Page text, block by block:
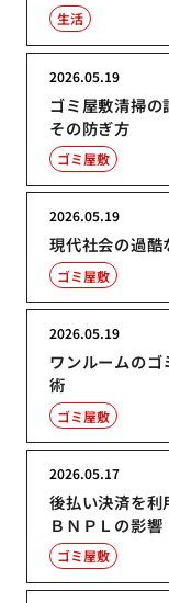
生活
ゴミ屋敷清掃の
その防ぎ方
2026.05.19
ゴミ屋敷
現代社会の過酷
2026.05.19
ゴミ屋敷
ワンルームの
術
2026.05.19
ゴミ屋敷
後払い決済を利
ＢＮＰＬの影響
2026.05.17
ゴミ屋敷